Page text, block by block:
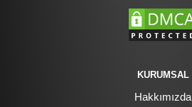
KURUMSAL
Hakkımızda